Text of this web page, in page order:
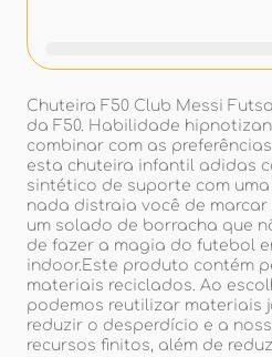
Chuteira F50 Club Messi
da F50. Habilidade
combinar com as
esta chuteira infantil adidas
sintético de suporte com
nada distraia você de marcar
um solado de borracha que
de fazer a magia do futebol
indoor.Este produto contém
materiais reciclados. Ao
podemos reutilizar materiais
reduzir o desperdício e a
recursos finitos, além de